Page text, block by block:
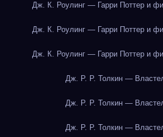
Дж. К. Роулинг — Гарри Поттер и
Дж. К. Роулинг — Гарри Поттер и
Дж. К. Роулинг — Гарри Поттер и
Дж. Р. Р. Толкин —
Дж. Р. Р. Толкин —
Дж. Р. Р. Толкин —